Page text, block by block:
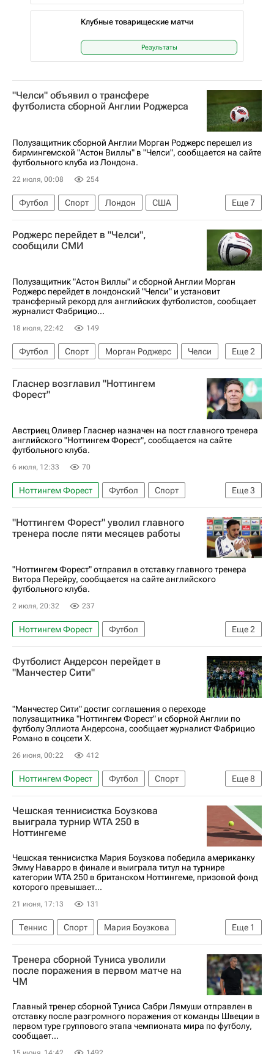
Клубные товарищеские матчи
Результаты
"Челси" объявил о трансфере
футболиста сборной Англии Роджерса
Полузащитник сборной Англии Морган Роджерс перешел из
бирмингемской "Астон Виллы" в "Челси", сообщается на сайте
футбольного клуба из Лондона.
22 июля, 00:08 254
Еще7
Футбол Спорт Лондон
США
Англия
Морган Роджерс
Энцо Фернандес
Челси
Астон Вилла
Манчестер Сити
Роджерс перейдет в "Челси",
сообщили СМИ
Полузащитник "Астон Виллы" и сборной Англии Морган
Роджерс перейдет в лондонский "Челси" и установит
трансферный рекорд для английских футболистов, сообщает
журналист Фабрицио...
18 июля, 22:42 149
Еще2
Футбол Спорт Морган Роджерс
Челси
Астон Вилла
Англия
Гласнер возглавил "Ноттингем
Форест"
Австриец Оливер Гласнер назначен на пост главного тренера
английского "Ноттингем Форест", сообщается на сайте
футбольного клуба.
6 июля, 12:33 70
Еще3
Ноттингем Форест Футбол
Спорт
Англия
Кристал Пэлас Рид
"Ноттингем Форест" уволил главного
тренера после пяти месяцев работы
"Ноттингем Форест" отправил в отставку главного тренера
Витора Перейру, сообщается на сайте английского
футбольного клуба.
2 июля, 20:32 237
Еще2
Ноттингем Форест
Футбол
АПЛ 2026-2027 (Чемпионат Англии по футболу)
Витор Перейра
Футболист Андерсон перейдет в
"Манчестер Сити"
"Манчестер Сити" достиг соглашения о переходе
полузащитника "Ноттингем Форест" и сборной Англии по
футболу Эллиота Андерсона, сообщает журналист Фабрицио
Романо в соцсети X.
26 июня, 00:22 412
Еще8
Ноттингем Форест Футбол
Спорт
Англия
США
Хорватия
Эллиот Андерсон
Александер Исак
Манчестер Сити
АПЛ 2026-2027 (Чемпионат Англии по футболу)
Чешская теннисистка Боузкова
выиграла турнир WTA 250 в
Ноттингеме
Чешская теннисистка Мария Боузкова победила американку
Эмму Наварро в финале и выиграла титул на турнире
категории WTA 250 в британском Ноттингеме, призовой фонд
которого превышает...
21 июня, 17:13 131
Еще 1
Теннис Спорт
Мария Боузкова
Женская теннисная ассоциация (WTA)
Тренера сборной Туниса уволили
после поражения в первом матче на
ЧМ
Главный тренер сборной Туниса Сабри Лямуши отправлен в
отставку после разгромного поражения от команды Швеции в
первом туре группового этапа чемпионата мира по футболу,
сообщает...